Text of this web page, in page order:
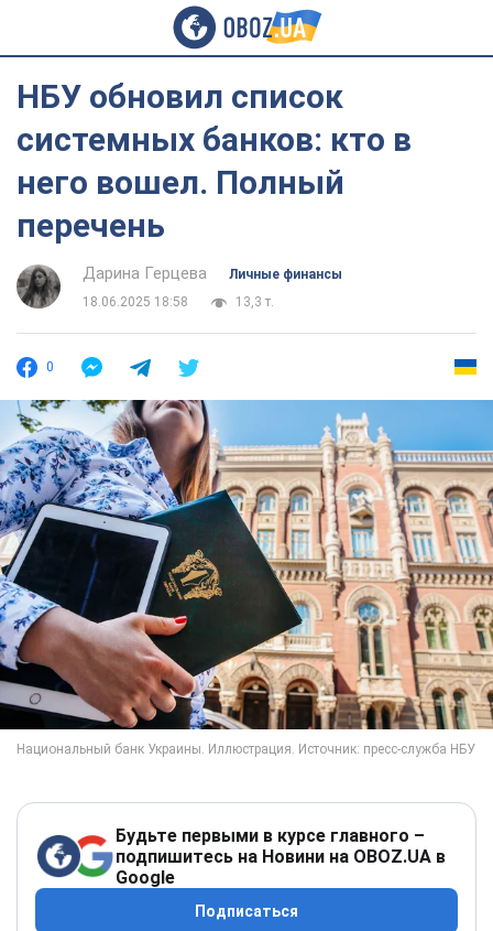
НБУ обновил список
системных банков: кто в
него вошел. Полный
перечень
Дарина Герцева
Личные финансы
18.06.2025 18:58
13,3 т.
0
Будьте первыми в курсе главного –
подпишитесь на Новини на OBOZ.UA в
Google
Подписаться